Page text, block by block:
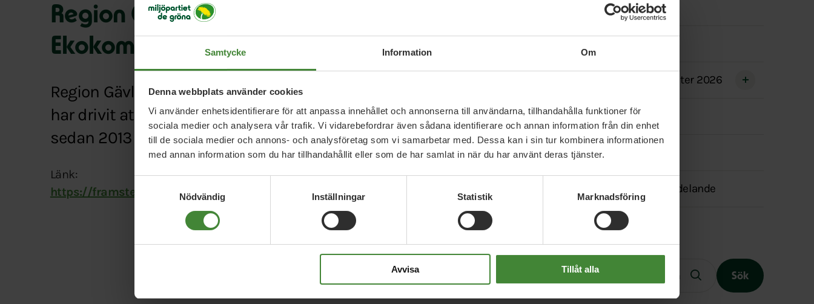
Samtycke Information Om
Denna webbplats använder cookies
Vi använder enhetsidentifierare för att anpassa innehållet och annonserna till användarna, tillhandahålla funktioner för
sociala medier och analysera vår trafik. Vi vidarebefordrar även sådana identifierare och annan information från din enhet
till de sociala medier och annons- och analysföretag som vi samarbetar med. Dessa kan i sin tur kombinera informationen
med annan information som du har tillhandahållit eller som de har samlat in när du har använt deras tjänster.
Nödvändig
Inställningar Statistik Marknadsföring
Avvisa Tillåt alla
Region Gävleborg går med i Sveriges
Ekokommuner
Region Gävleborg går med i Sveriges Ekokommuner. Miljöpartiet
har drivit att Gävleborg ska gå med i Sveriges Ekokommuner
sedan 2013 – ett förslag som nu blir verklighet.
Länk:
https://framsteg.mp.se/gavleborg-gar-med-i-sveriges-ekokommuner/
menynNyheter
Våra toppkandidater 2026
Facebooksida
Instagramsida
Transparensmeddelande
Sök